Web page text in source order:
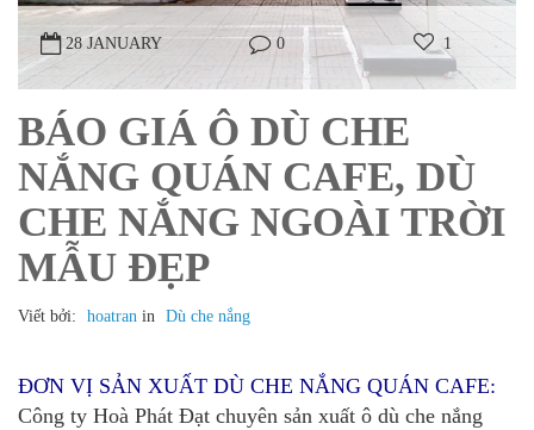
28 JANUARY 0 1
BÁO GIÁ Ô DÙ CHE
NẮNG QUÁN CAFE, DÙ
CHE NẮNG NGOÀI TRỜI
MẪU ĐẸP
Viết bởi: hoatran in Dù che nắng
ĐƠN VỊ SẢN XUẤT DÙ CHE NẮNG QUÁN CAFE:
Công ty Hoà Phát Đạt chuyên sản xuất ô dù che nắng